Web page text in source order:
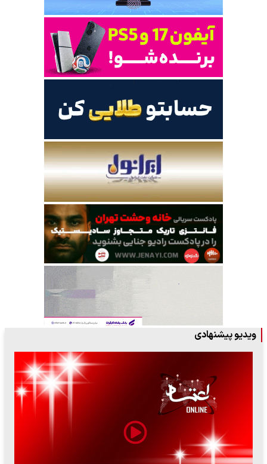
ویدیو پیشنهادی